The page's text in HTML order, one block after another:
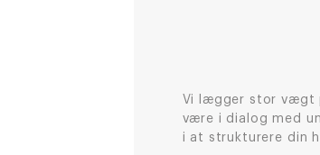
Vi lægger stor vægt
være i dialog med
i at strukturere din